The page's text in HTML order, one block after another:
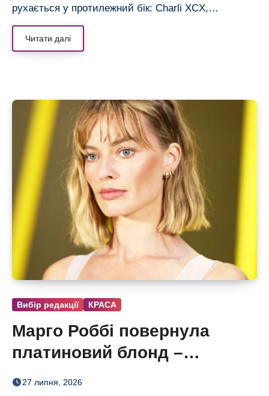
рухається у протилежний бік: Charli XCX,…
Читати далі
Вибір редакції КРАСА
Марго Роббі повернула
платиновий блонд –
настільки світлого волосся
27 липня, 2026